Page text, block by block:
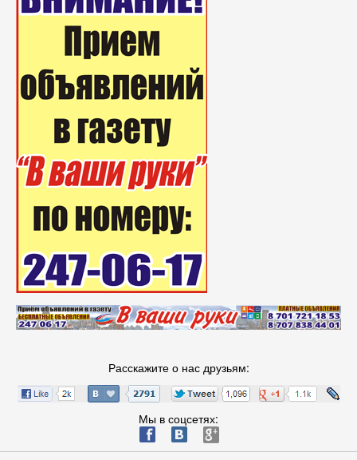
Расскажите о нас друзьям:
Мы в соцсетях:
ä æ è